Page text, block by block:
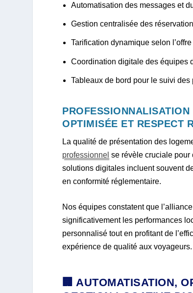
Automatisation des messages et
Gestion centralisée des
Tarification dynamique selon
Coordination digitale des équipes
Tableaux de bord pour le suivi des
OPTIMISÉE ET RESPECT
La qualité de présentation des
professionnel se révèle cruciale
solutions digitales incluent souvent
en conformité réglementaire.
Nos équipes constatent que
significativement les performances
personnalisé tout en profitant de
expérience de qualité aux voyageurs.
🏢 AUTOMATISATION,